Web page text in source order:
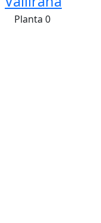
Planta 0